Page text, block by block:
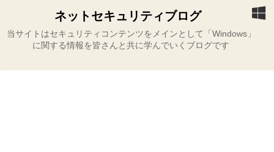
ネットセキュリティブログ
当サイトはセキュリティコンテンツをメインとして「Windows」
に関する情報を皆さんと共に学んでいくブログです